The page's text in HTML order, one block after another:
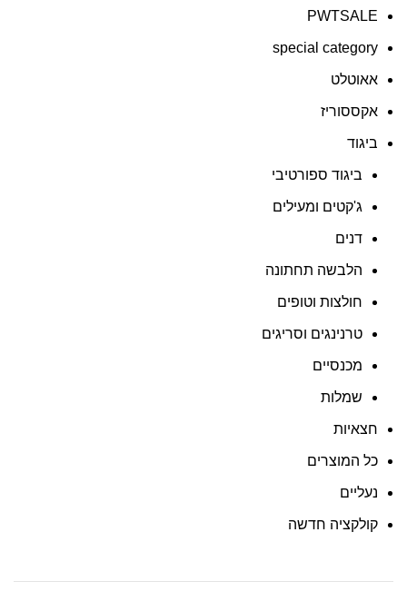
PWTSALE
special category
אאוטלט
אקססוריז
ביגוד
ביגוד ספורטיבי
ג'קטים ומעילים
דנים
הלבשה תחתונה
חולצות וטופים
טרנינגים וסריגים
מכנסיים
שמלות
חצאיות
כל המוצרים
נעליים
קולקציה חדשה